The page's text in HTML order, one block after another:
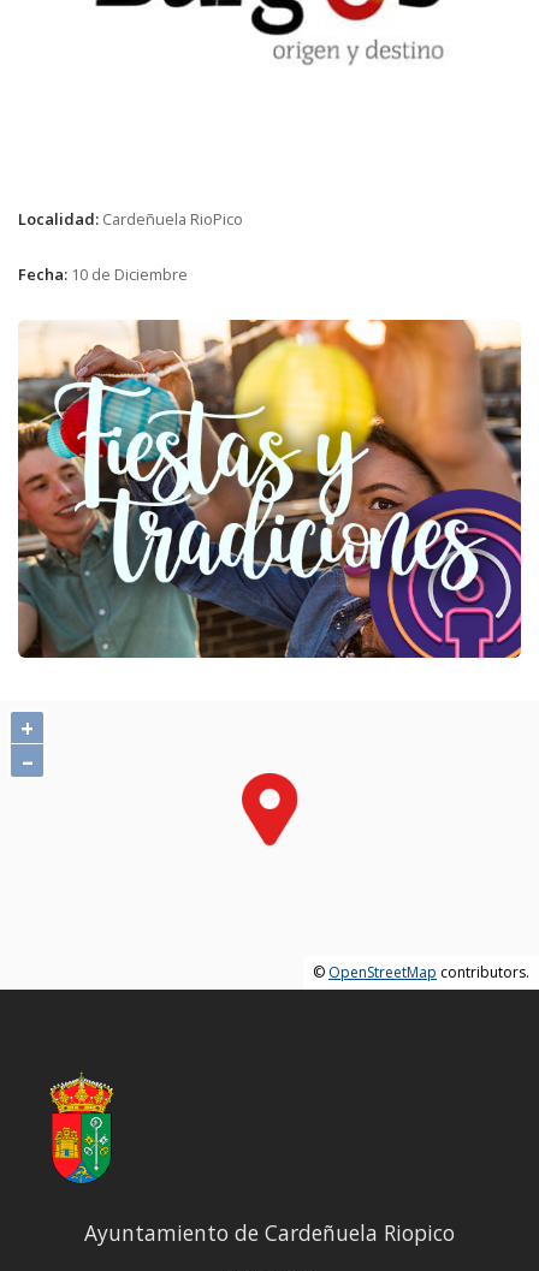
Localidad: Cardeñuela RioPico
Fecha: 10 de Diciembre
+
–
© OpenStreetMap contributors.
Ayuntamiento de Cardeñuela Riopico